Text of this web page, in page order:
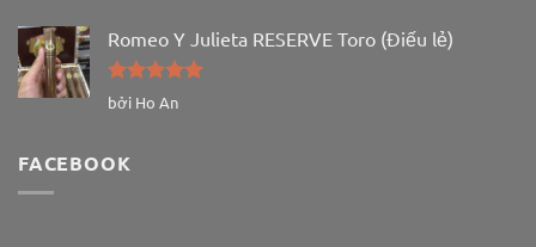
Romeo Y Julieta RESERVE Toro (Điếu lẻ)
Được xếp
bởi Ho An
FACEBOOK